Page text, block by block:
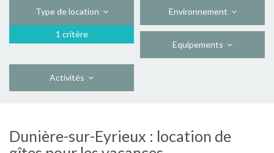
Type de location
1 critère
Environnement
Equipements
Activités
Dunière-sur-Eyrieux : location de